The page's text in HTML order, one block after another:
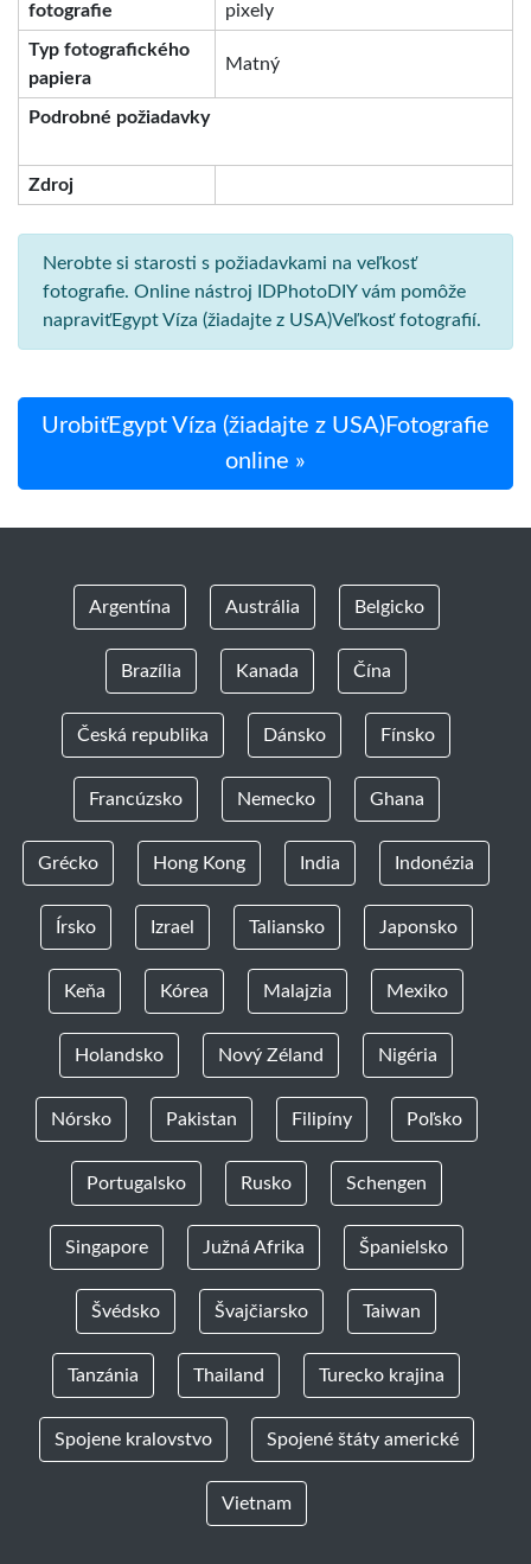
fotografie
pixely
Typ fotografického
papiera
Matný
Podrobné požiadavky
Zdroj
Nerobte si starosti s požiadavkami na veľkosť
fotografie. Online nástroj IDPhotoDIY vám pomôže
napraviťEgypt Víza (žiadajte z USA)Veľkosť fotografií.
UrobiťEgypt Víza (žiadajte z USA)Fotografie
online »
Argentína Austrália Belgicko
Brazília Kanada Čína
Česká republika Dánsko Fínsko
Francúzsko Nemecko Ghana
Grécko Hong Kong India Indonézia
Írsko Izrael Taliansko Japonsko
Keňa Kórea Malajzia Mexiko
Holandsko Nový Zéland Nigéria
Nórsko Pakistan Filipíny Poľsko
Portugalsko Rusko Schengen
Singapore Južná Afrika Španielsko
Švédsko Švajčiarsko Taiwan
Tanzánia Thailand Turecko krajina
Spojene kralovstvo Spojené štáty americké
Vietnam